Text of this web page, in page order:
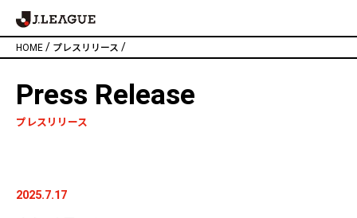
HOME / プレスリリース /
Press Release
プレスリリース
2025.7.17